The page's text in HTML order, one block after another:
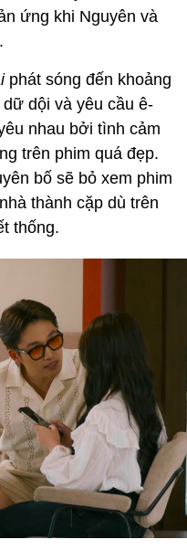
ứng khi Nguyên và
phát sóng đến khoảng
dội và yêu cầu ê-
nhau bởi tình cảm
trên phim quá đẹp.
bố sẽ bỏ xem phim
thành cặp dù trên
thống.